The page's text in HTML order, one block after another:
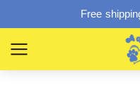
Free